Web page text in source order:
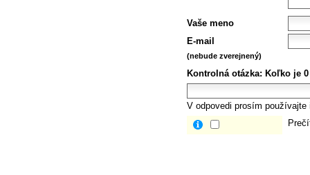
Vaše meno
E-mail
(nebude zverejnený)
Kontrolná otázka: Koľko je
V odpovedi prosím